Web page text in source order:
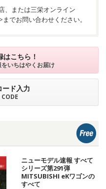
、または三栄オンライン
>までお問い合わせください。
はこちら！
をいちはやくお届け
ード入力
ニューモデル速報 すべて
シリーズ第291弾
MITSUBISHI eKワゴンの
すべて